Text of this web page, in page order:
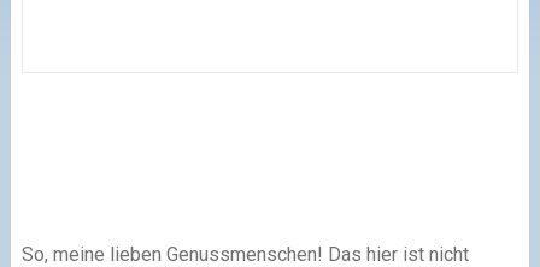
So, meine lieben Genussmenschen! Das hier ist nicht